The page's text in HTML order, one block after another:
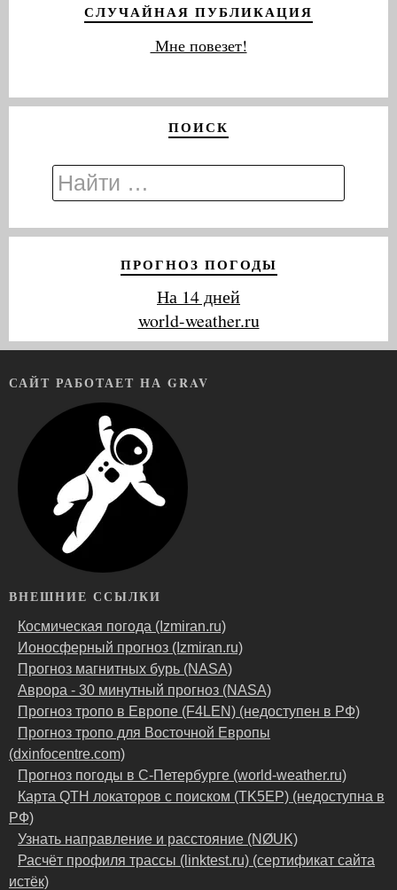
СЛУЧАЙНАЯ ПУБЛИКАЦИЯ
Мне повезет!
ПОИСК
ПРОГНОЗ ПОГОДЫ
На 14 дней
world-weather.ru
САЙТ РАБОТАЕТ НА GRAV
ВНЕШНИЕ ССЫЛКИ
Космическая погода (Izmiran.ru)
Ионосферный прогноз (Izmiran.ru)
Прогноз магнитных бурь (NASA)
Аврора - 30 минутный прогноз (NASA)
Прогноз тропо в Европе (F4LEN) (недоступен в РФ)
Прогноз тропо для Восточной Европы
(dxinfocentre.com)
Прогноз погоды в С-Петербурге (world-weather.ru)
Карта QTH локаторов с поиском (TK5EP) (недоступна в
РФ)
Узнать направление и расстояние (NØUK)
Расчёт профиля трассы (linktest.ru) (сертификат сайта
истёк)